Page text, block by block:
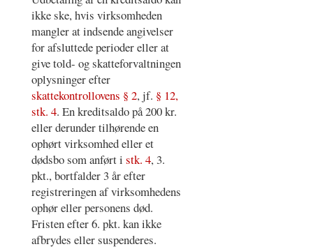
ikke ske, hvis virksomheden
mangler at indsende angivelser
for afsluttede perioder eller at
give told- og skatteforvaltningen
oplysninger efter
skattekontrollovens § 2, jf. § 12,
stk. 4. En kreditsaldo på 200 kr.
eller derunder tilhørende en
ophørt virksomhed eller et
dødsbo som anført i stk. 4, 3.
pkt., bortfalder 3 år efter
registreringen af virksomhedens
ophør eller personens død.
Fristen efter 6. pkt. kan ikke
afbrydes eller suspenderes.